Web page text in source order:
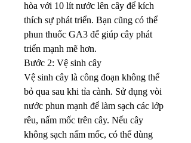
hòa với 10 lít nước lên cây để kích
thích sự phát triển. Bạn cũng có thể
phun thuốc GA3 để giúp cây phát
triển mạnh mẽ hơn.
Bước 2: Vệ sinh cây
Vệ sinh cây là công đoạn không thể
bỏ qua sau khi tỉa cành. Sử dụng vòi
nước phun mạnh để làm sạch các lớp
rêu, nấm mốc trên cây. Nếu cây
không sạch nấm mốc, có thể dùng